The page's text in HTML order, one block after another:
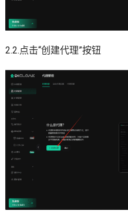
2.2.点击“创建代理”按钮